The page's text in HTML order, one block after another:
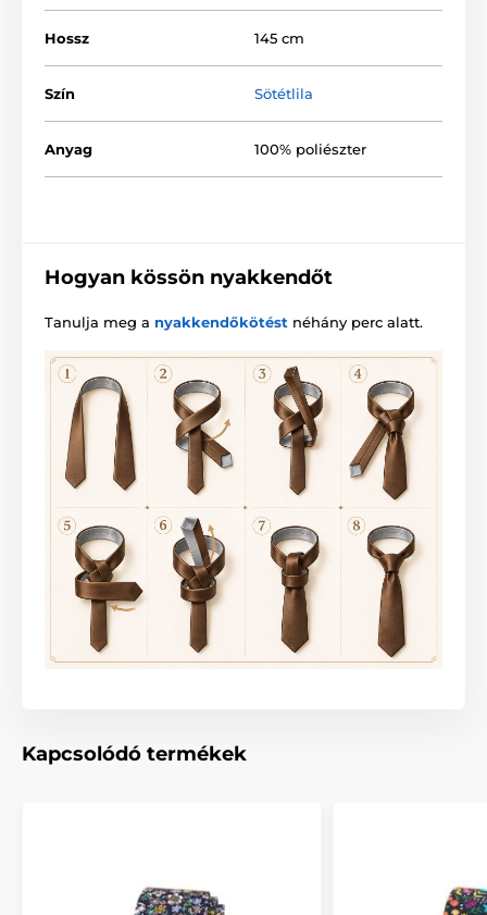
Hossz 145 cm
Szín Sötétlila
Anyag 100% poliészter
Hogyan kössön nyakkendőt
Tanulja meg a nyakkendőkötést néhány perc alatt.
Kapcsolódó termékek